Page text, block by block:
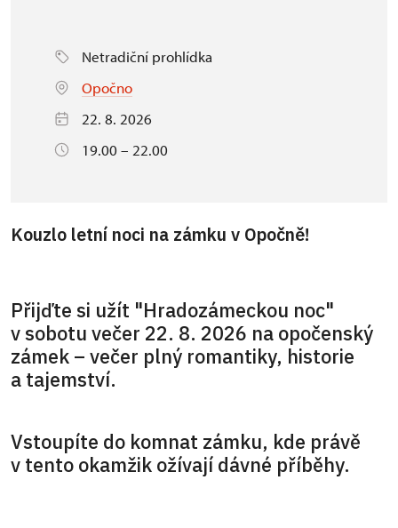
Netradiční prohlídka
Opočno
22. 8. 2026
19.00 – 22.00
Kouzlo letní noci na zámku v Opočně!
Přijďte si užít "Hradozámeckou noc"
v sobotu večer 22. 8. 2026 na opočenský
zámek – večer plný romantiky, historie
a tajemství.
Vstoupíte do komnat zámku, kde právě
v tento okamžik ožívají dávné příběhy.